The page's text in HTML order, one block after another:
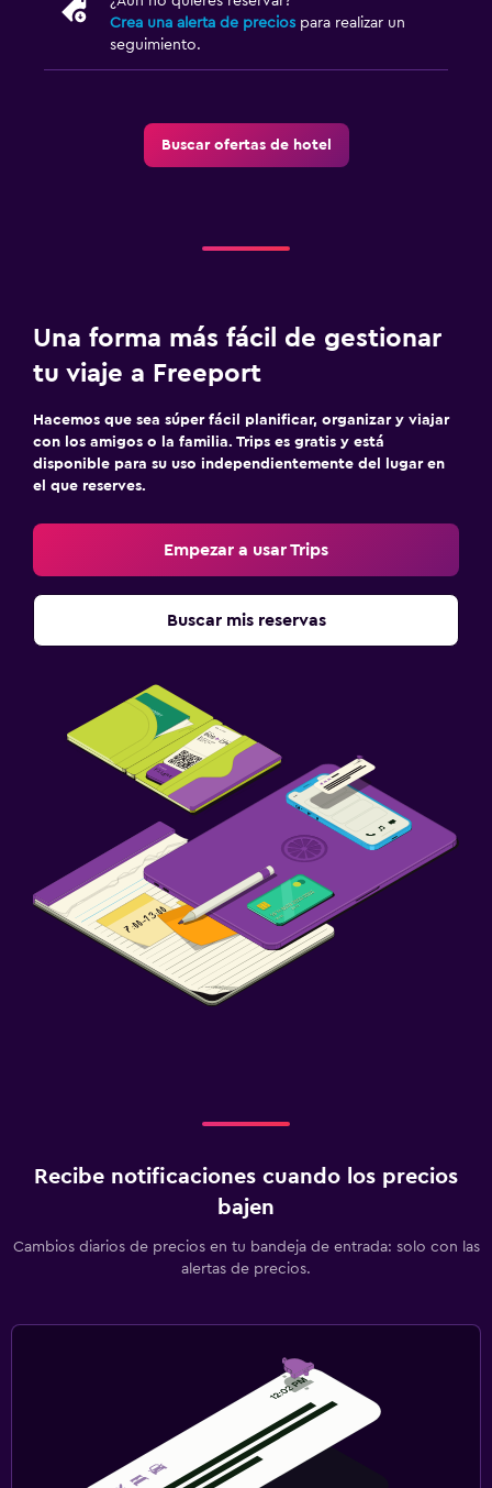
Crea una alerta de precios para realizar un
seguimiento.
Buscar ofertas de hotel
Una forma más fácil de gestionar
tu viaje a Freeport
Hacemos que sea súper fácil planificar, organizar y viajar
con los amigos o la familia. Trips es gratis y está
disponible para su uso independientemente del lugar en
el que reserves.
Empezar a usar Trips
Buscar mis reservas
Recibe notificaciones cuando los precios
bajen
Cambios diarios de precios en tu bandeja de entrada: solo con las
alertas de precios.